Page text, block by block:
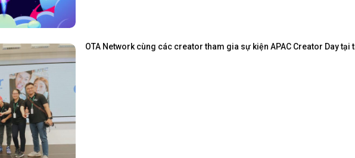
OTA Network cùng các creator tham gia sự kiện APAC Creator Day tại